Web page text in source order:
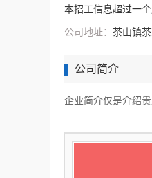
本招工信息超过一
公司地址： 茶山镇
公司简介
企业简介仅是介绍